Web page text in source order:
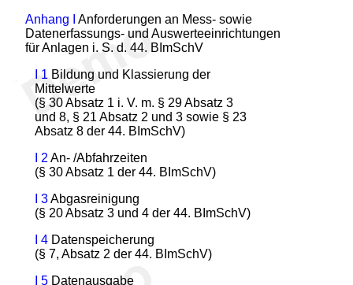
Anhang I
Anforderungen an Mess- sowie
Datenerfassungs- und Auswerteeinrichtungen
für Anlagen i. S. d. 44. BImSchV
I 1 Bildung und Klassierung der
Mittelwerte
(§ 30 Absatz 1 i. V. m. § 29 Absatz 3
und 8, § 21 Absatz 2 und 3 sowie § 23
Absatz 8 der 44. BImSchV)
I 2 An- /Abfahrzeiten
(§ 30 Absatz 1 der 44. BImSchV)
I 3Abgasreinigung
(§ 20 Absatz 3 und 4 der 44. BImSchV)
I 4 Datenspeicherung
(§ 7, Absatz 2 der 44. BImSchV)
I 5 Datenausgabe